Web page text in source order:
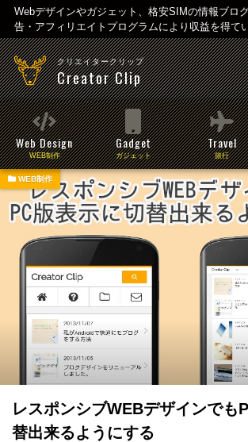
Webデザインやガジェット、格安SIMの情報ブロ
告・アフィリエイトプログラムにより収益を得て
クリエイタークリップ
Creator Clip
Web Design
WEB制作
Gadget
ガジェット
Travel
旅行
WEB制作
レスポンシブWEBデザインでも
替出来るようにする